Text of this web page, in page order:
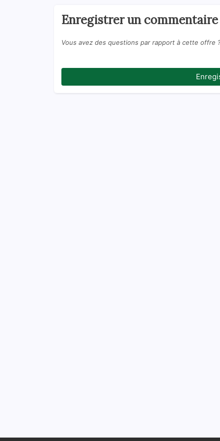
Enregistrer un commentaire
Vous avez des questions par rapport à cette offre